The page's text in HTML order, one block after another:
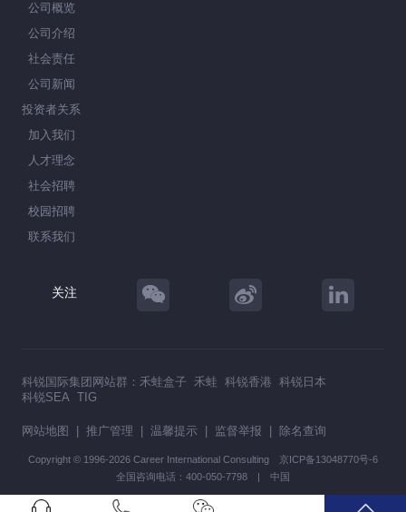
公司概览
公司介绍
社会责任
公司新闻
投资者关系
加入我们
人才理念
社会招聘
校园招聘
联系我们
关注
科锐国际集团网站群： 禾蛙盒子 禾蛙 科锐香港 科锐日本
科锐SEA TIG
网站地图 | 推广管理 | 温馨提示 | 监督举报 | 除名查询
Copyright © 1996-2026 Career International Consulting 京ICP备13048770号-6
全国咨询电话：400-050-7798 | 中国